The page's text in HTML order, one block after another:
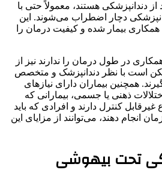
دندانپزشکی هستند، معمولاً حتی با
دچار اضطراب می‌شوند. این
بیمار شده و کیفیت درمان را
در طول درمان را ندارند نیز از
است با نظر دندانپزشک و متخصص
همچنین بیماران دارای نیازهای
ذهنی یا جسمی، بیمارانی که
کنترل دارند و افرادی که باید
انجام دهند، می‌توانند از مزایای این
تحت بیهوشی